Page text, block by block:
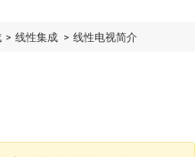
> 线性集成 > 线性电视简介